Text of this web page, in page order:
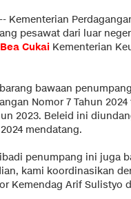
-- Kementerian
pesawat dari luar
Bea Cukai Kementerian
bawaan
Nomor 7 Tahun
2023. Beleid ini
mendatang.
penumpang ini juga
kami koordinasikan
Kemendag Arif Sulistyo